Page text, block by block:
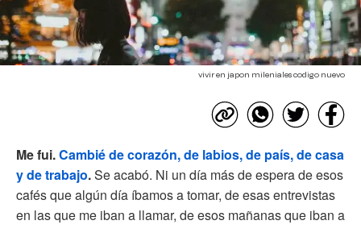
vivir en japon mileniales codigo nuevo
Me fui.Cambié de corazón, de labios, de país, de casa
y de trabajo.Se acabó. Ni un día más de espera de esos
cafés que algún día íbamos a tomar, de esas entrevistas
en las que me iban a llamar, de esos mañanas que iban a